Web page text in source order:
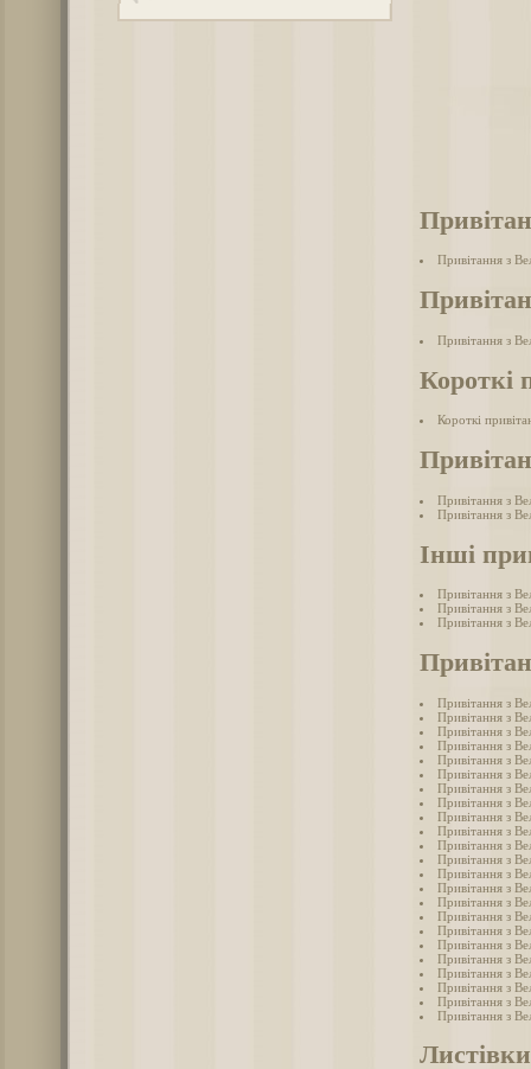
Привітання з
Привітання з
Короткі
Короткі
Привітання з
Привітання з
Інші
Привітання з
Привітання з
Привітання з
Привітання з
Привітання з
Привітання з
Привітання з
Привітання з
Привітання з
Привітання з
Привітання з
Привітання з
Привітання з
Привітання з
Привітання з
Привітання з
Привітання з
Привітання з
Привітання з
Привітання з
Привітання з
Привітання з
Привітання з
Привітання з
Привітання з
Привітання з